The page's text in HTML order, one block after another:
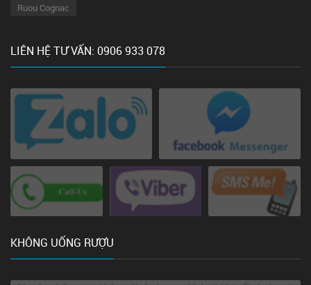
Ruou Cognac
LIÊN HỆ TƯ VẤN: 0906 933 078
KHÔNG UỐNG RƯỢU